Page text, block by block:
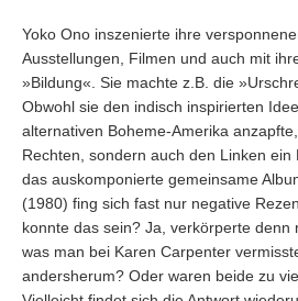
Yoko Ono inszenierte ihre
Ausstellungen, Filmen und auch mit
»Bildung«. Sie machte z.B. die
Obwohl sie den indisch inspirierten
alternativen Boheme-Amerika
Rechten, sondern auch den Linken ein
das auskomponierte gemeinsame
(1980) fing sich fast nur negative
konnte das sein? Ja, verkörperte denn
was man bei Karen Carpenter
andersherum? Oder waren beide zu